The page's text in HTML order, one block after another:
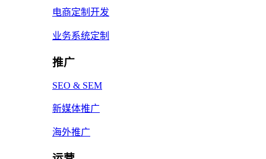
电商定制开发
业务系统定制
推广
SEO & SEM
新媒体推广
海外推广